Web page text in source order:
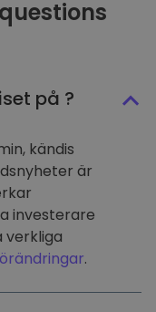
på ?
kändis
är
investerare
verkliga
.